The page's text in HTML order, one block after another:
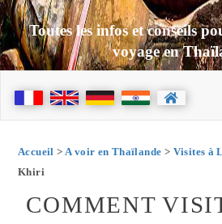
Toutes les infos et conseils
voyage en
Accueil > A voir en Thaïlande > Visites à
Khiri
COMMENT